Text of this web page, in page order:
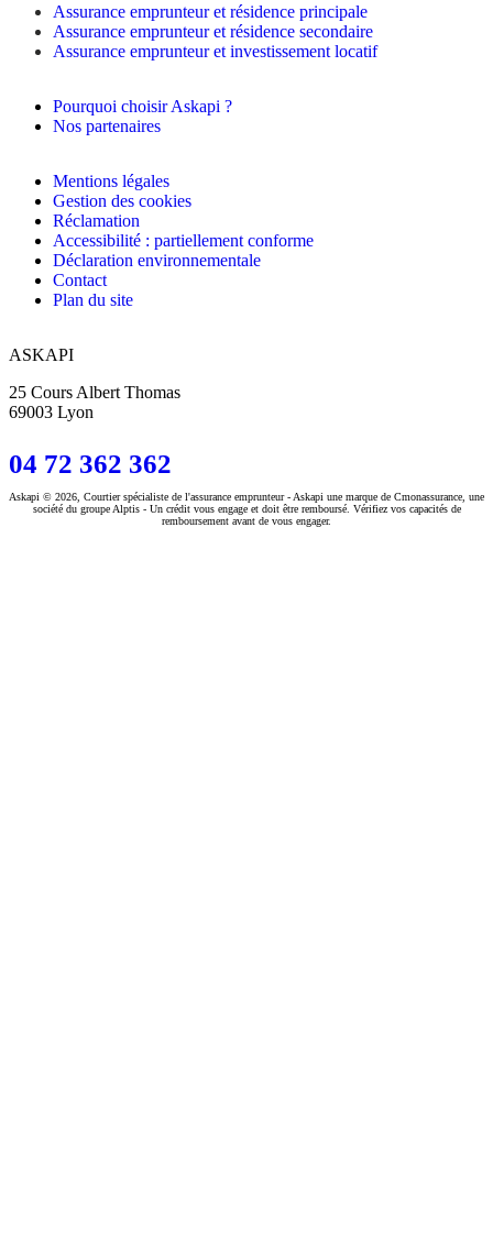
Assurance emprunteur et résidence principale
Assurance emprunteur et résidence secondaire
Assurance emprunteur et investissement locatif
Pourquoi choisir Askapi ?
Nos partenaires
Mentions légales
Gestion des cookies
Réclamation
Accessibilité : partiellement conforme
Déclaration environnementale
Contact
Plan du site
ASKAPI
25 Cours Albert Thomas
69003 Lyon
04 72 362 362
Askapi © 2026, Courtier spécialiste de l'assurance emprunteur - Askapi une marque de Cmonassurance, une
société du groupe Alptis - Un crédit vous engage et doit être remboursé. Vérifiez vos capacités de
remboursement avant de vous engager.